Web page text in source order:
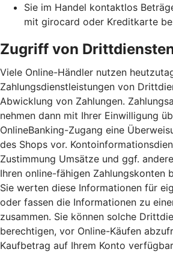
Sie im Handel kontaktlos
mit girocard oder Kreditkarte
Zugriff von
Viele Online-Händler nutzen
Zahlungsdienstleistungen von
Abwicklung von Zahlungen.
nehmen dann mit Ihrer Einwilligung
OnlineBanking-Zugang eine
des Shops vor.
Zustimmung Umsätze und ggf.
Ihren online-fähigen Zahlungskonten
Sie werten diese Informationen für
oder fassen die Informationen zu
zusammen. Sie können solche
berechtigen, vor Online-Käufen
Kaufbetrag auf Ihrem Konto